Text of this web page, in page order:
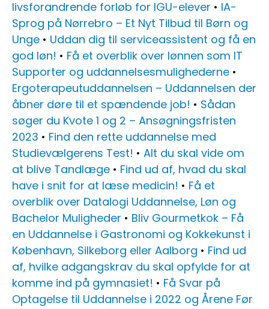
livsforandrende forløb for IGU-elever • IA-
Sprog på Nørrebro – Et Nyt Tilbud til Børn og
Unge • Uddan dig til serviceassistent og få en
god løn! • Få et overblik over lønnen som IT
Supporter og uddannelsesmulighederne •
Ergoterapeutuddannelsen – Uddannelsen der
åbner døre til et spændende job! • Sådan
søger du Kvote 1 og 2 – Ansøgningsfristen
2023 • Find den rette uddannelse med
Studievælgerens Test! • Alt du skal vide om
at blive Tandlæge • Find ud af, hvad du skal
have i snit for at læse medicin! • Få et
overblik over Datalogi Uddannelse, Løn og
Bachelor Muligheder • Bliv Gourmetkok – Få
en Uddannelse i Gastronomi og Kokkekunst i
København, Silkeborg eller Aalborg • Find ud
af, hvilke adgangskrav du skal opfylde for at
komme ind på gymnasiet! • Få Svar på
Optagelse til Uddannelse i 2022 og Årene Før